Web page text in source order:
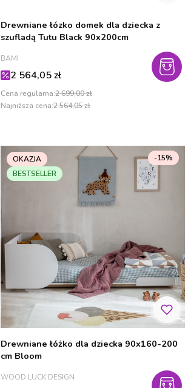
Drewniane łózko domek dla dziecka z
szufladą Tutu Black 90x200cm
PRODUCENT
BAMI
Cena promocyjna
2 564,05 zł
Cena regularna:2 699,00 zł
Najniższa cena:2 564,05 zł
OKAZJA
BESTSELLER
Drewniane łóżko dla dziecka 90x160-200
cm Bloom
PRODUCENT
WOOD LUCK DESIGN
-15%